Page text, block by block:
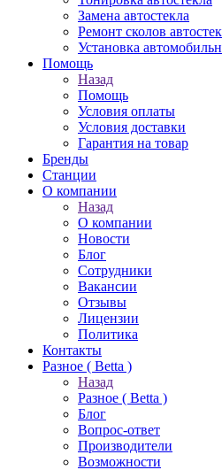
Замена автостекла
Ремонт сколов
Установка
Помощь
Назад
Помощь
Условия оплаты
Условия доставки
Гарантия на товар
Бренды
Станции
О компании
Назад
О компании
Новости
Блог
Сотрудники
Вакансии
Отзывы
Лицензии
Политика
Контакты
Разное ( Betta )
Назад
Разное ( Betta )
Блог
Вопрос-ответ
Производители
Возможности